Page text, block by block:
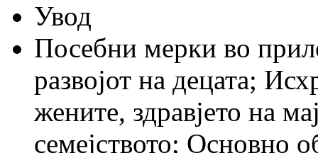
Увод
Посебни мерки во
развојот на децата;
жените, здравјето на
семејството; Основно